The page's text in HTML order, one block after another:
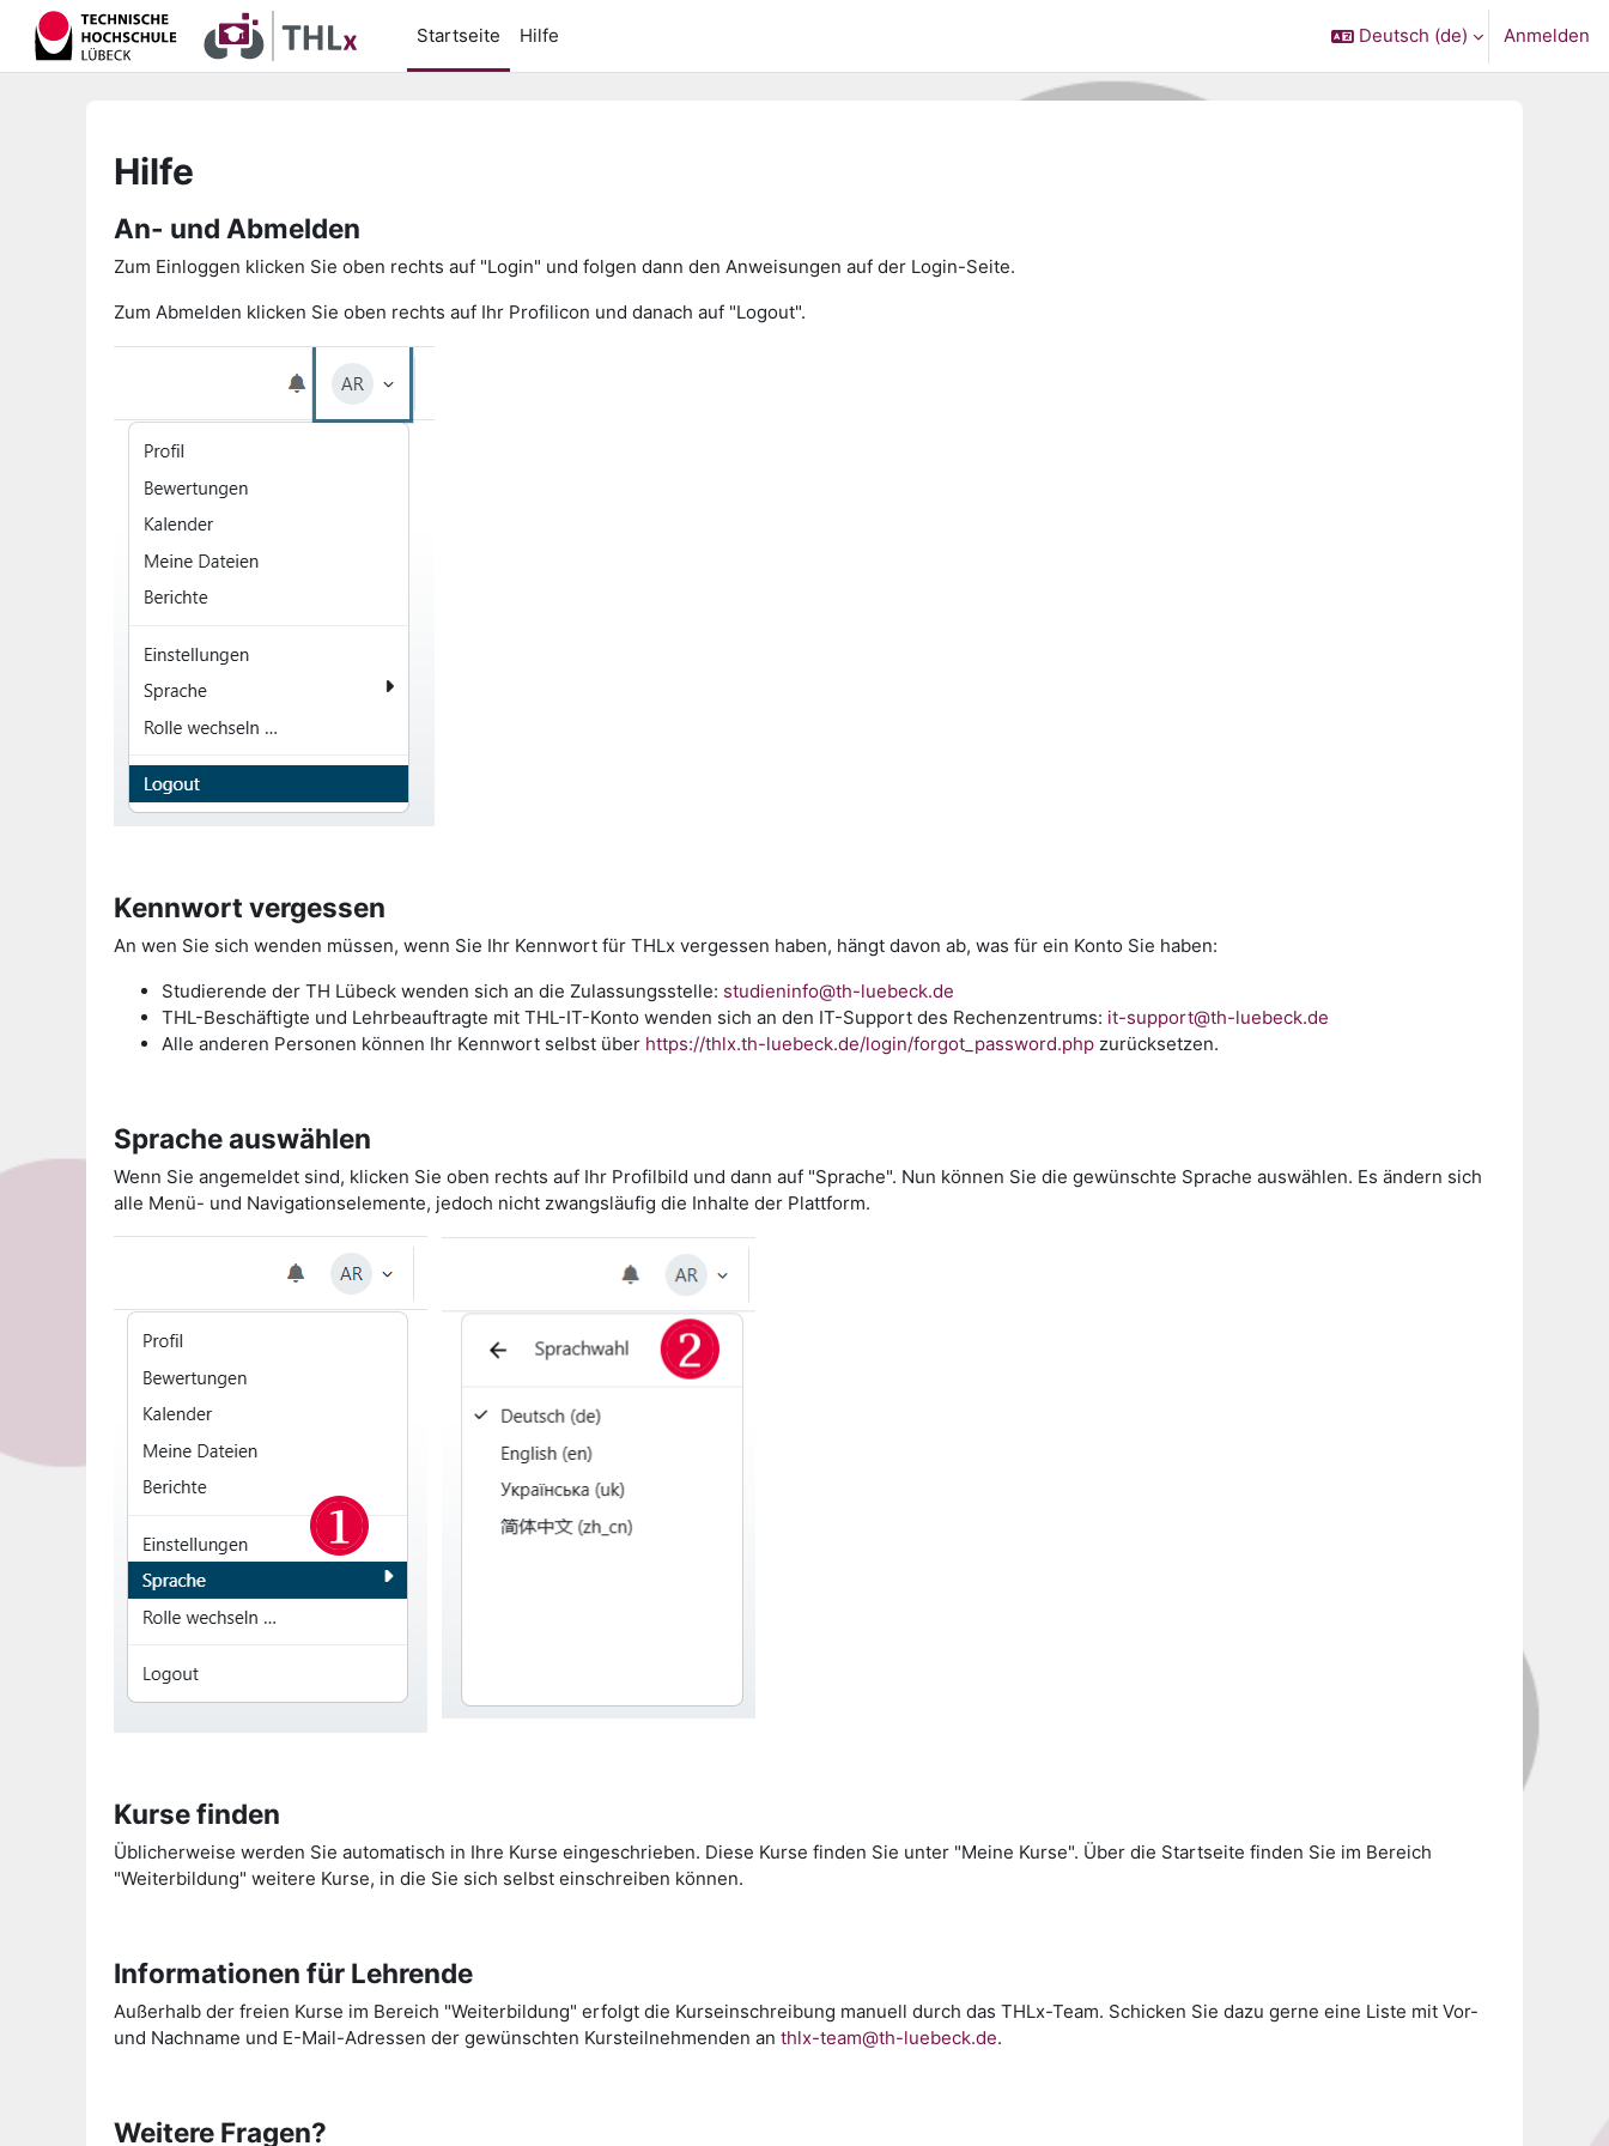
Zum Hauptinhalt
Startseite
Hilfe Deutsch ‎(de)‎ Anmelden
Hilfe
An- und Abmelden
Zum Einloggen klicken Sie oben rechts auf "Login" und folgen dann den Anweisungen auf der Login-Seite.
Zum Abmelden klicken Sie oben rechts auf Ihr Profilicon und danach auf "Logout".
Kennwort vergessen
An wen Sie sich wenden müssen, wenn Sie Ihr Kennwort für THLx vergessen haben, hängt davon ab, was für ein Konto Sie haben:
Studierende der TH Lübeck wenden sich an die Zulassungsstelle: studieninfo@th-luebeck.de
THL-Beschäftigte und Lehrbeauftragte mit THL-IT-Konto wenden sich an den IT-Support des Rechenzentrums: it-support@th-luebeck.de
Alle anderen Personen können Ihr Kennwort selbst über https://thlx.th-luebeck.de/login/forgot_password.php zurücksetzen.
Sprache auswählen
Wenn Sie angemeldet sind, klicken Sie oben rechts auf Ihr Profilbild und dann auf "Sprache". Nun können Sie die gewünschte Sprache auswählen. Es ändern sich
alle Menü- und Navigationselemente, jedoch nicht zwangsläufig die Inhalte der Plattform.
Kurse finden
Üblicherweise werden Sie automatisch in Ihre Kurse eingeschrieben. Diese Kurse finden Sie unter "Meine Kurse". Über die Startseite finden Sie im Bereich
"Weiterbildung" weitere Kurse, in die Sie sich selbst einschreiben können.
Informationen für Lehrende
Außerhalb der freien Kurse im Bereich "Weiterbildung" erfolgt die Kurseinschreibung manuell durch das THLx-Team. Schicken Sie dazu gerne eine Liste mit Vor-
und Nachname und E-Mail-Adressen der gewünschten Kursteilnehmenden an thlx-team@th-luebeck.de.
Weitere Fragen?